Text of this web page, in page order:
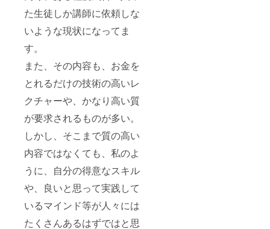
た生徒しか講師に依頼しな
いような現状になってま
す。
また、その内容も、お金を
とれるだけの技術の高いレ
クチャーや、かなり高い質
が要求されるものが多い。
しかし、そこまで質の高い
内容ではなくても、私のよ
うに、自分の得意なスキル
や、良いと思って実践して
いるマインド等が人々には
たくさんあるはずではと思